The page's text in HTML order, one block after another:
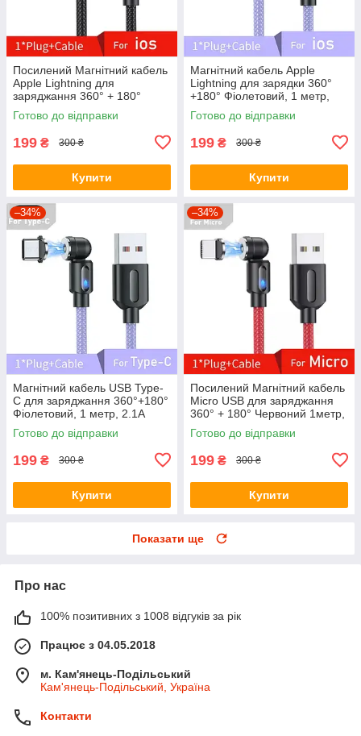
Посилений Магнітний кабель
Apple Lightning для
заряджання 360° + 180°
Чорний, 1метр, 2.1A
Готово до відправки
199 ₴ 300 ₴
Купити
Магнітний кабель Apple
Lightning для зарядки 360°
+180° Фіолетовий, 1 метр,
2.1A
Готово до відправки
199 ₴ 300 ₴
Купити
–34%
Магнітний кабель USB Type-
C для заряджання 360°+180°
Фіолетовий, 1 метр, 2.1A
Готово до відправки
199 ₴ 300 ₴
Купити
–34%
Посилений Магнітний кабель
Micro USB для заряджання
360° + 180° Червоний 1метр,
2.4A
Готово до відправки
199 ₴ 300 ₴
Купити
Показати ще
Про нас
100% позитивних з 1008 відгуків за рік
Працює з 04.05.2018
м. Кам'янець-Подільський
Кам'янець-Подільський, Україна
Контакти